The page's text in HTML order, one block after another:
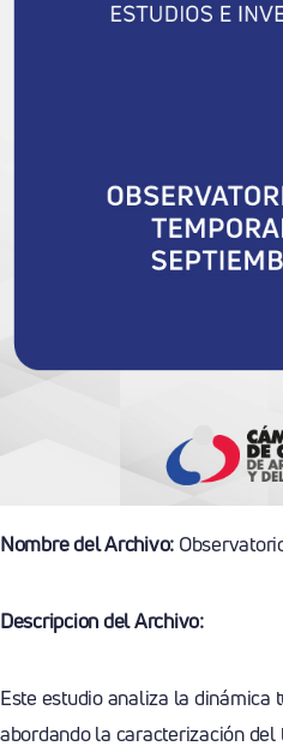
Nombre del Archivo:
Descripcion del Archivo:
Este estudio analiza la dinámica
abordando la caracterización